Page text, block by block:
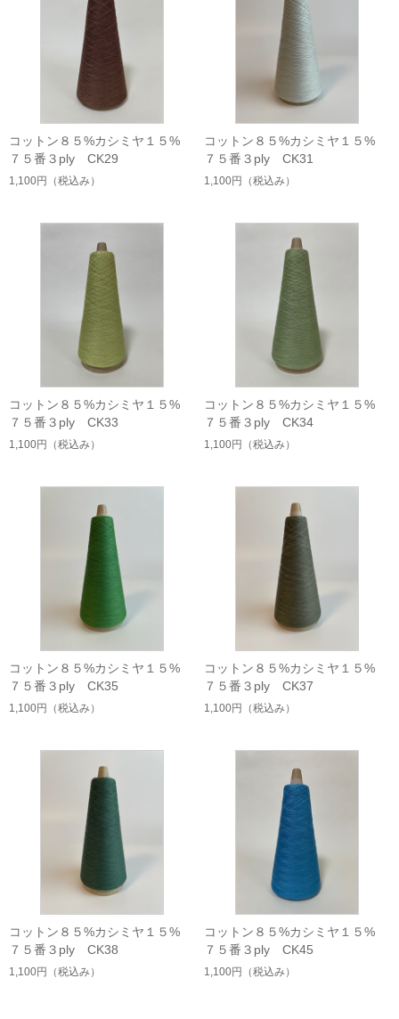
コットン８５%カシミヤ１５%
７５番３ply CK29
1,100円 （税込み）
コットン８５%カシミヤ１５%
７５番３ply CK31
1,100円 （税込み）
コットン８５%カシミヤ１５%
７５番３ply CK33
1,100円 （税込み）
コットン８５%カシミヤ１５%
７５番３ply CK34
1,100円 （税込み）
コットン８５%カシミヤ１５%
７５番３ply CK35
1,100円 （税込み）
コットン８５%カシミヤ１５%
７５番３ply CK37
1,100円 （税込み）
コットン８５%カシミヤ１５%
７５番３ply CK38
1,100円 （税込み）
コットン８５%カシミヤ１５%
７５番３ply CK45
1,100円 （税込み）